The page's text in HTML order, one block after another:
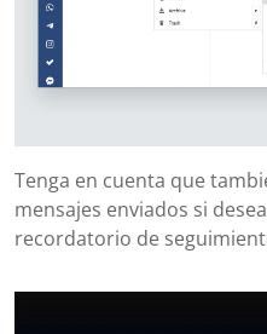
Tenga en cuenta que
mensajes enviados si
recordatorio de